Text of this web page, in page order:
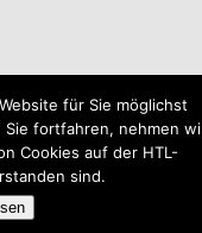
für Sie möglichst
fortfahren, nehmen
Cookies auf der HTL-
sind.